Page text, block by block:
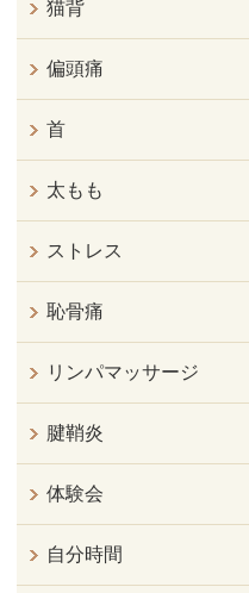
猫背
偏頭痛
首
太もも
ストレス
恥骨痛
リンパマッサージ
腱鞘炎
体験会
自分時間